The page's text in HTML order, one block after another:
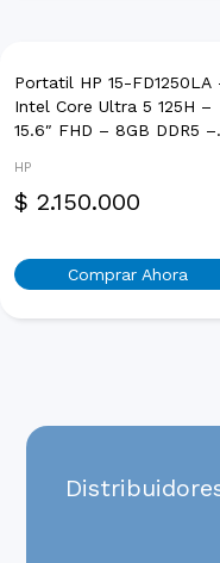
Portatil HP 15-FD1250LA
Intel Core Ultra 5 125H –
15.6″ FHD – 8GB DDR5 –
Home – Plateado
HP
$ 2.150.000
Comprar Ahora